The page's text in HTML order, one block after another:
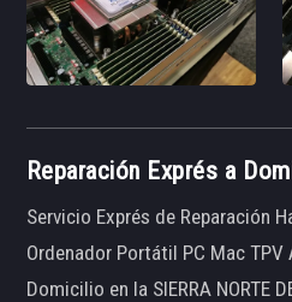
Reparación Exprés a
Servicio Exprés de Reparación
Ordenador Portátil PC Mac TPV
Domicilio en la SIERRA NORTE